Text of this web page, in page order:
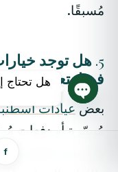
f
مُسبقًا.
5. هل توجد
فيما يتعلق
بعض عيادات
مُيسّرة أو دفعات
ولكن قد تختلف
هل تحتاج
دردشة مفتوحة